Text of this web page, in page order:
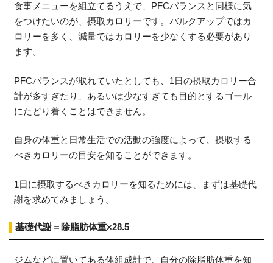
食事メニューを組立てるうえで、PFCバランスと同様に気
をつけたいのが、摂取カロリーです。バルクアップではカ
ロリーを多く、減量ではカロリーを少なくする必要があり
ます。
PFCバランスが取れていたとしても、1日の摂取カロリー合
計が多すぎたり、あるいは少なすぎても目的とするゴール
にたどり着くことはできません。
自身の体重と日常生活での活動の強度によって、摂取する
べきカロリーの目安を知ることができます。
1日に摂取するべきカロリーを知るためには、まずは基礎代
謝を求めてみましょう。
基礎代謝＝除脂肪体重×28.5
ジムなどに置いてある体組成計で、自分の除脂肪体重を知